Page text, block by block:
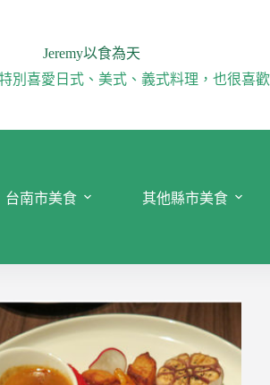
Jeremy以食為天
別喜愛日式、美式、義式料理，也很喜
台南市美食 其他縣市美食